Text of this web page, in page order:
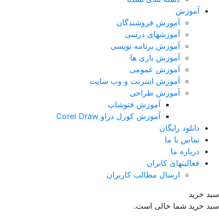
آموزش
آموزش فروشندگان
آموزشهای درسی
آموزش برنامه نویسی
آموزش بازی ها
آموزش عمومی
آموزش اینترنت و وب سایت
آموزش طراحی
آموزش فتوشاپ
آموزش کورل دراو Corel Draw
دانلود رایگان
تماس با ما
درباره ما
فعالیتهای کابران
ارسال مطالب کاربران
خرید
خرید شما خالی است.